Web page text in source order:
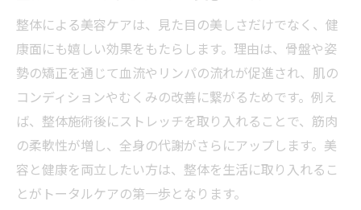
整体による美容ケアは、見た目の美しさだけでなく、健
康面にも嬉しい効果をもたらします。理由は、骨盤や姿
勢の矯正を通じて血流やリンパの流れが促進され、肌の
コンディションやむくみの改善に繋がるためです。例え
ば、整体施術後にストレッチを取り入れることで、筋肉
の柔軟性が増し、全身の代謝がさらにアップします。美
容と健康を両立したい方は、整体を生活に取り入れるこ
とがトータルケアの第一歩となります。